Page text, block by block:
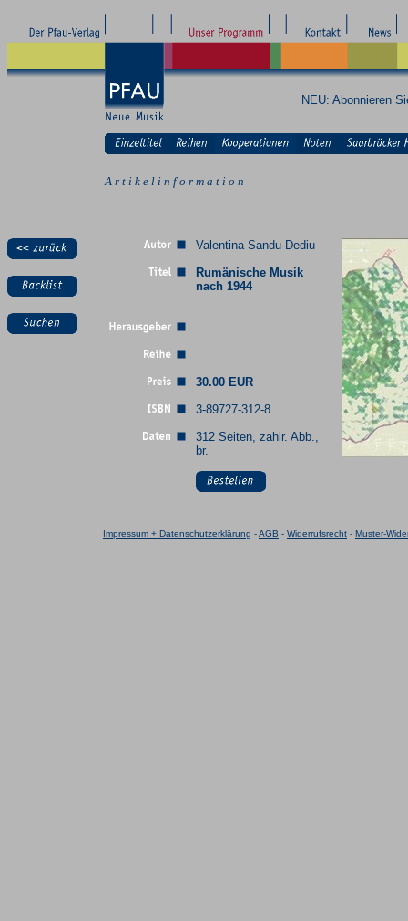
NEU: Abonnieren
A r t i k e l i n f o r m a t i o n
Valentina Sandu-Dediu
Rumänische Musik
nach 1944
30.00 EUR
3-89727-312-8
312 Seiten, zahlr. Abb.,
br.
Impressum + Datenschutzerklärung -AGB - Widerrufsrecht - Muster-